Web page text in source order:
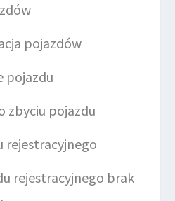
pojazdów
pojazdu
zbyciu pojazdu
rejestracyjnego
rejestracyjnego brak